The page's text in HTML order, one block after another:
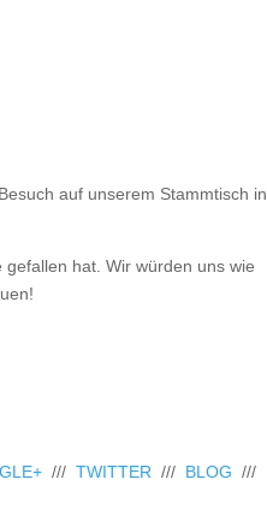
auf unserem Stammtisch in
hat. Wir würden uns wie
/// TWITTER /// BLOG ///